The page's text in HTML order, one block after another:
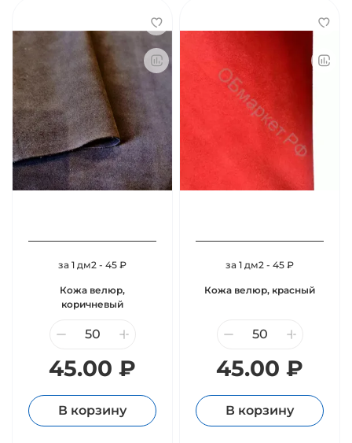
за 1 дм2 - 45 ₽
Кожа велюр,
коричневый
45.00 ₽
В корзину
за 1 дм2 - 45 ₽
Кожа велюр, красный
45.00 ₽
В корзину